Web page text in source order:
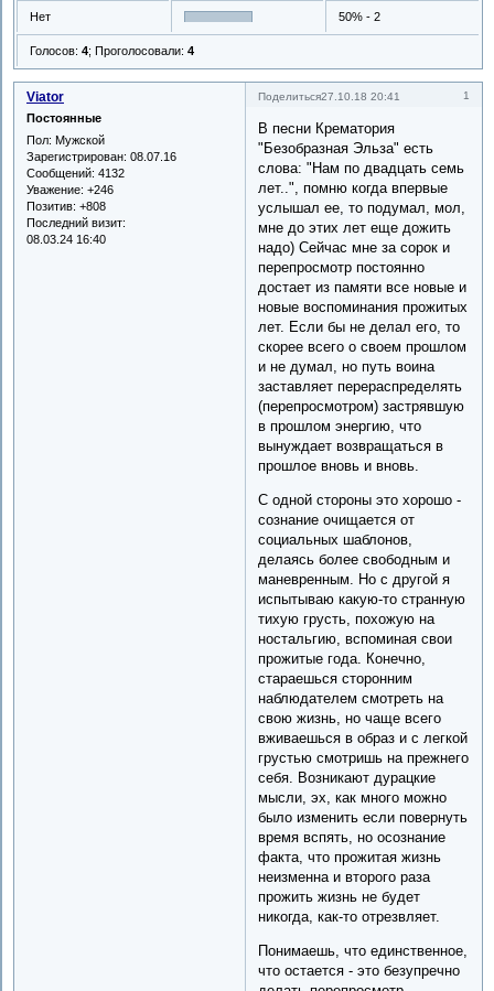
Нет 50% - 2
Голосов:4;Проголосовали:4
Поделиться 1
27.10.18 20:41
Viator
Постоянные
Пол: Мужской
Зарегистрирован: 08.07.16
Сообщений: 4132
Уважение: +246
Позитив: +808
Последний визит:
08.03.24 16:40
В песни Крематория
"Безобразная Эльза" есть
слова: "Нам по двадцать семь
лет..", помню когда впервые
услышал ее, то подумал, мол,
мне до этих лет еще дожить
надо) Сейчас мне за сорок и
перепросмотр постоянно
достает из памяти все новые и
новые воспоминания прожитых
лет. Если бы не делал его, то
скорее всего о своем прошлом
и не думал, но путь воина
заставляет перераспределять
(перепросмотром) застрявшую
в прошлом энергию, что
вынуждает возвращаться в
прошлое вновь и вновь.
С одной стороны это хорошо -
сознание очищается от
социальных шаблонов,
делаясь более свободным и
маневренным. Но с другой я
испытываю какую-то странную
тихую грусть, похожую на
ностальгию, вспоминая свои
прожитые года. Конечно,
стараешься сторонним
наблюдателем смотреть на
свою жизнь, но чаще всего
вживаешься в образ и с легкой
грустью смотришь на прежнего
себя. Возникают дурацкие
мысли, эх, как много можно
было изменить если повернуть
время вспять, но осознание
факта, что прожитая жизнь
неизменна и второго раза
прожить жизнь не будет
никогда, как-то отрезвляет.
Понимаешь, что единственное,
что остается - это безупречно